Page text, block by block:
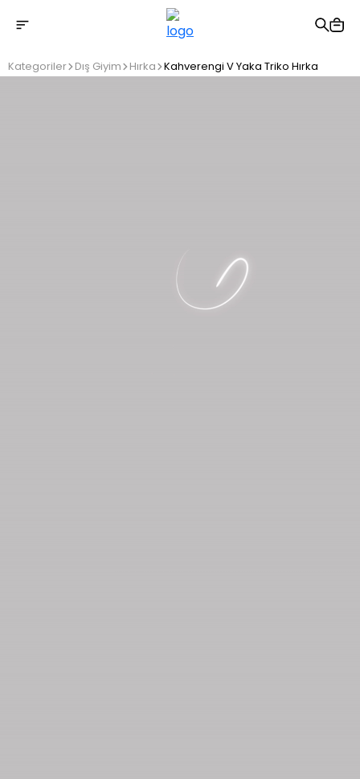
2500 TL üzeri ücretsiz kargo
Kategoriler Dış Giyim Hırka Kahverengi V Yaka Triko Hırka